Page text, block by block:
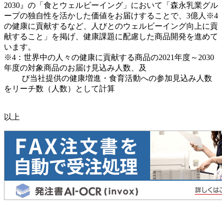
2030』の「食とウェルビーイング」において「森永乳業グル
ープの独自性を活かした価値をお届けすることで、3億人※4
の健康に貢献するなど、人びとのウェルビーイング向上に貢
献すること」を掲げ、健康課題に配慮した商品開発を進めて
います。
※4：世界中の人々の健康に貢献する商品の2021年度～2030
年度の対象商品のお届け見込み人数、及
び当社提供の健康増進・食育活動への参加見込み人数
をリーチ数（人数）として計算
以上